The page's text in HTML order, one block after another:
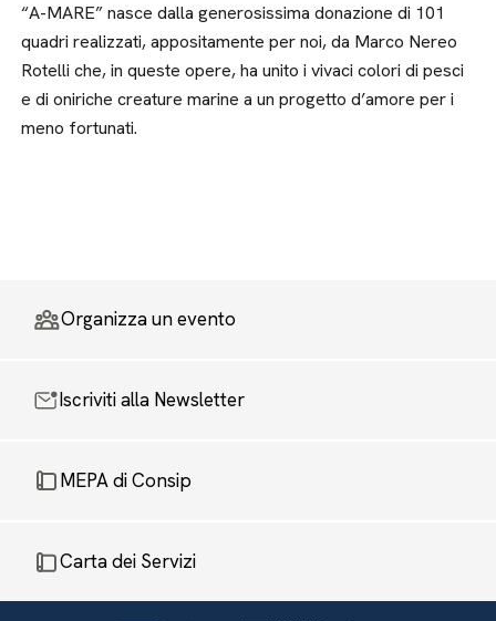
“A-MARE” nasce dalla generosissima donazione di 101
quadri realizzati, appositamente per noi, da Marco Nereo
Rotelli che, in queste opere, ha unito i vivaci colori di pesci
e di oniriche creature marine a un progetto d’amore per i
meno fortunati.
Organizza un evento
Iscriviti alla Newsletter
MEPA di Consip
Carta dei Servizi